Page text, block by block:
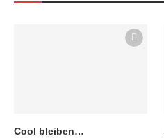
Cool bleiben…